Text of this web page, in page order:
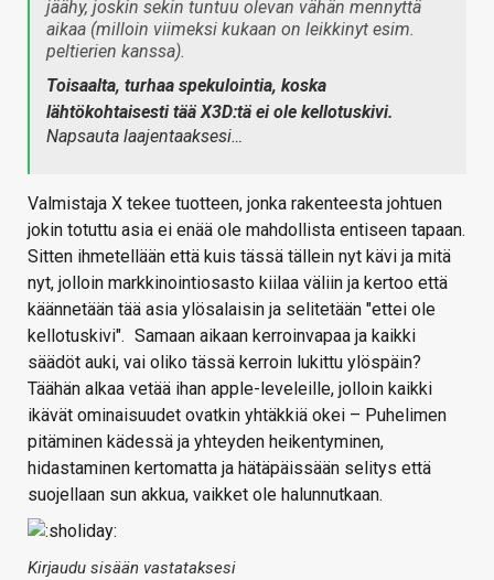
jäähy, joskin sekin tuntuu olevan vähän mennyttä
aikaa (milloin viimeksi kukaan on leikkinyt esim.
peltierien kanssa).
Toisaalta, turhaa spekulointia, koska
lähtökohtaisesti tää X3D:tä ei ole kellotuskivi.
Napsauta laajentaaksesi…
Valmistaja X tekee tuotteen, jonka rakenteesta johtuen
jokin totuttu asia ei enää ole mahdollista entiseen tapaan.
Sitten ihmetellään että kuis tässä tällein nyt kävi ja mitä
nyt, jolloin markkinointiosasto kiilaa väliin ja kertoo että
käännetään tää asia ylösalaisin ja selitetään "ettei ole
kellotuskivi". Samaan aikaan kerroinvapaa ja kaikki
säädöt auki, vai oliko tässä kerroin lukittu ylöspäin?
Täähän alkaa vetää ihan apple-leveleille, jolloin kaikki
ikävät ominaisuudet ovatkin yhtäkkiä okei – Puhelimen
pitäminen kädessä ja yhteyden heikentyminen,
hidastaminen kertomatta ja hätäpäissään selitys että
suojellaan sun akkua, vaikket ole halunnutkaan.
Kirjaudu sisään vastataksesi